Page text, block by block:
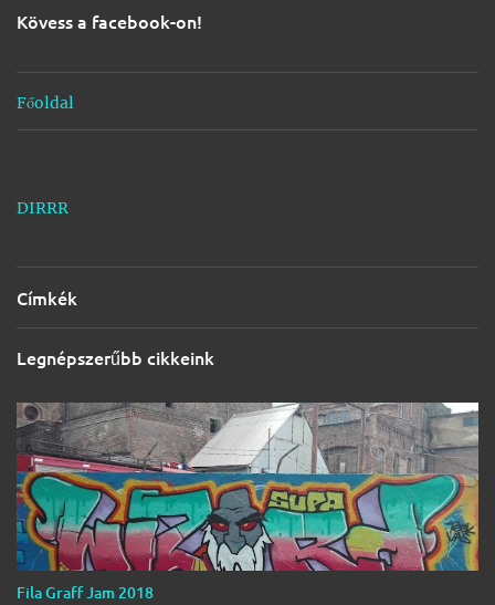
s
k
Kövess a facebook-on!
Főoldal
DIRRR
Címkék
Legnépszerűbb cikkeink
Fila Graff Jam 2018